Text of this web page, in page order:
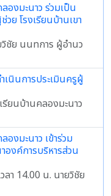
องมะนาว ร่วมเป็น
ย โรงเรียนบ้านเขา
ชัย นนทการ ผู้อำนว
เนินการประเมินครูผู้
ยนบ้านคลองมะนาว
องมะนาว เข้าร่วม
งค์การบริหารส่วน
า 14.00 น. นายวิชัย